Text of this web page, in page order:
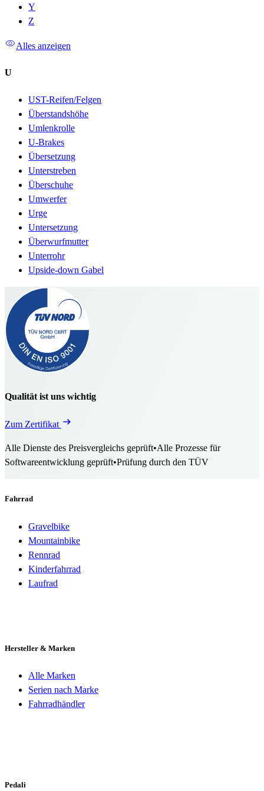
Y
Z
Alles anzeigen
U
UST-Reifen/Felgen
Überstandshöhe
Umlenkrolle
U-Brakes
Übersetzung
Unterstreben
Überschuhe
Umwerfer
Urge
Untersetzung
Überwurfmutter
Unterrohr
Upside-down Gabel
Qualität ist uns wichtig
Zum Zertifikat
Alle Dienste des Preisvergleichs geprüft•Alle Prozesse für
Softwareentwicklung geprüft•Prüfung durch den TÜV
Fahrrad
Gravelbike
Mountainbike
Rennrad
Kinderfahrrad
Laufrad
Hersteller & Marken
Alle Marken
Serien nach Marke
Fahrradhändler
Pedali